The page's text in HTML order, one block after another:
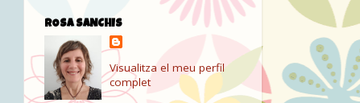
ROSA SANCHIS
Visualitza el meu perfil
complet